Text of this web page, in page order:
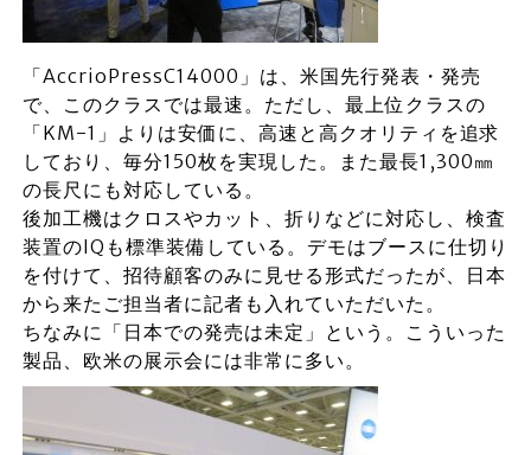
「AccrioPressC14000」は、米国先行発表・発売
で、このクラスでは最速。ただし、最上位クラスの
「KM-1」よりは安価に、高速と高クオリティを追求
しており、毎分150枚を実現した。また最長1,300㎜
の長尺にも対応している。
後加工機はクロスやカット、折りなどに対応し、検査
装置のIQも標準装備している。デモはブースに仕切り
を付けて、招待顧客のみに見せる形式だったが、日本
から来たご担当者に記者も入れていただいた。
ちなみに「日本での発売は未定」という。こういった
製品、欧米の展示会には非常に多い。